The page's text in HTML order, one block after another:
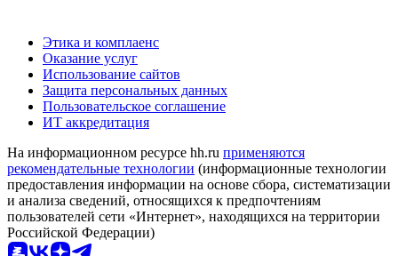
Этика и комплаенс
Оказание услуг
Использование сайтов
Защита персональных данных
Пользовательское соглашение
ИТ аккредитация
На информационном ресурсе hh.ru применяются
рекомендательные технологии (информационные технологии
предоставления информации на основе сбора, систематизации
и анализа сведений, относящихся к предпочтениям
пользователей сети «Интернет», находящихся на территории
Российской Федерации)